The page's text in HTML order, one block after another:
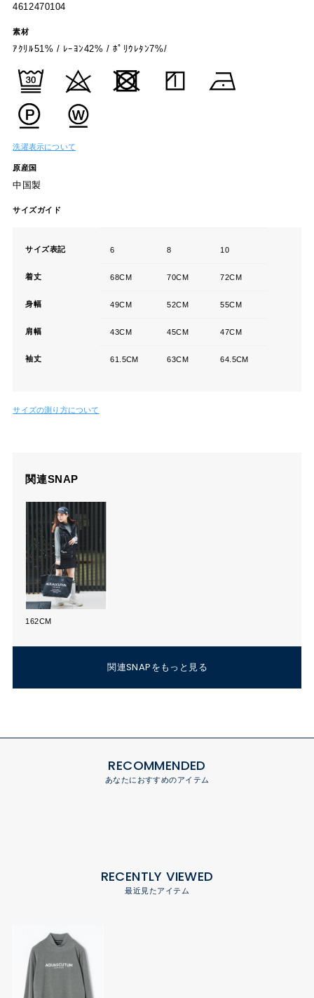
4612470104
素材
ｱｸﾘﾙ51% / ﾚｰﾖﾝ42% / ﾎﾟﾘｳﾚﾀﾝ7%/
洗濯表示について
原産国
中国製
サイズガイド
サイズ表記 6 8 10
着丈 68CM 70CM 72CM
身幅 49CM 52CM 55CM
肩幅 43CM 45CM 47CM
袖丈 61.5CM 63CM 64.5CM
サイズの測り方について
関連SNAP
162CM
関連SNAPをもっと見る
RECOMMENDED
あなたにおすすめのアイテム
RECENTLY VIEWED
最近見たアイテム